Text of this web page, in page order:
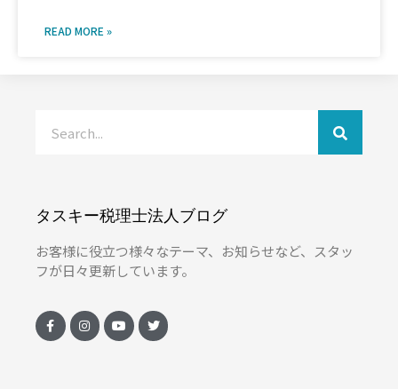
READ MORE »
タスキー税理士法人ブログ
お客様に役立つ様々なテーマ、お知らせなど、スタッ
フが日々更新しています。